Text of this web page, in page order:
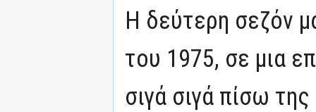
Η δεύτερη σεζόν
του 1975, σε μια
σιγά σιγά πίσω